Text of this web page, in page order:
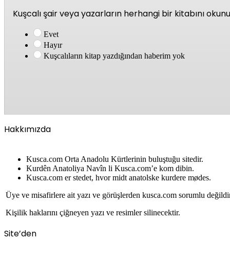
Kuşcalı şair veya yazarların herhangi bir kitabını
Evet
Hayır
Kuşcalıların kitap yazdığından haberim yok
Hakkımızda
Kusca.com Orta Anadolu Kürtlerinin buluştuğu sitedir.
Kurdên Anatoliya Navîn li Kusca.com’e kom dibin.
Kusca.com er stedet, hvor midt anatolske kurdere mødes.
Üye ve misafirlere ait yazı ve görüşlerden kusca.com sorumlu
Kişilik haklarını çiğneyen yazı ve resimler silinecektir.
Site’den